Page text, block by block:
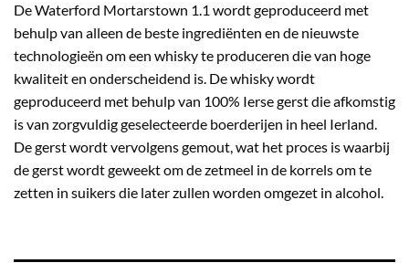
De Waterford Mortarstown 1.1 wordt geproduceerd met
behulp van alleen de beste ingrediënten en de nieuwste
technologieën om een whisky te produceren die van hoge
kwaliteit en onderscheidend is. De whisky wordt
geproduceerd met behulp van 100% Ierse gerst die afkomstig
is van zorgvuldig geselecteerde boerderijen in heel Ierland.
De gerst wordt vervolgens gemout, wat het proces is waarbij
de gerst wordt geweekt om de zetmeel in de korrels om te
zetten in suikers die later zullen worden omgezet in alcohol.